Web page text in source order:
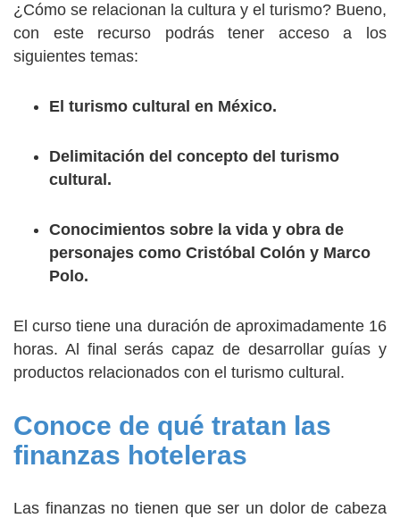
¿Cómo se relacionan la cultura y el turismo? Bueno,
con este recurso podrás tener acceso a los
siguientes temas:
El turismo cultural en México.
Delimitación del concepto del turismo
cultural.
Conocimientos sobre la vida y obra de
personajes como Cristóbal Colón y Marco
Polo.
El curso tiene una duración de aproximadamente 16
horas. Al final serás capaz de desarrollar guías y
productos relacionados con el turismo cultural.
Conoce de qué tratan las
finanzas hoteleras
Las finanzas no tienen que ser un dolor de cabeza